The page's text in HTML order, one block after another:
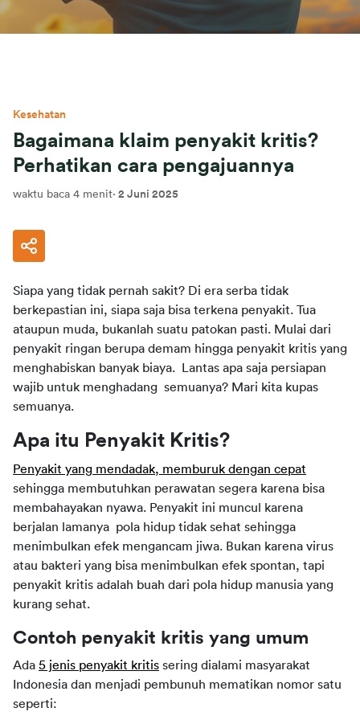
Kesehatan
Bagaimana klaim penyakit kritis?
Perhatikan cara pengajuannya
waktu baca 4 menit· 2 Juni 2025
Siapa yang tidak pernah sakit? Di era serba tidak
berkepastian ini, siapa saja bisa terkena penyakit. Tua
ataupun muda, bukanlah suatu patokan pasti. Mulai dari
penyakit ringan berupa demam hingga penyakit kritis yang
menghabiskan banyak biaya. Lantas apa saja persiapan
wajib untuk menghadang semuanya? Mari kita kupas
semuanya.
Apa itu Penyakit Kritis?
Penyakit yang mendadak, memburuk dengan cepat
sehingga membutuhkan perawatan segera karena bisa
membahayakan nyawa. Penyakit ini muncul karena
berjalan lamanya pola hidup tidak sehat sehingga
menimbulkan efek mengancam jiwa. Bukan karena virus
atau bakteri yang bisa menimbulkan efek spontan, tapi
penyakit kritis adalah buah dari pola hidup manusia yang
kurang sehat.
Contoh penyakit kritis yang umum
Ada 5 jenis penyakit kritis sering dialami masyarakat
Indonesia dan menjadi pembunuh mematikan nomor satu
seperti: